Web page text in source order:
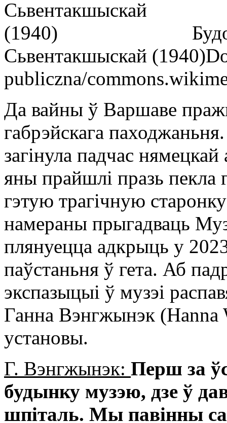
Сьвентакшыскай (1940)
publiczna/
Да вайны ў Варшаве
габрэйскага
загінула падчас
яны прайшлі празь пекла
гэтую трагічную
намераны прыгадваць
плянуецца адкрыць у
паўстаньня ў гета. Аб
экспазыцыі ў музэі
Ганна Вэнгжынэк (Hanna
установы.
Г. Вэнгжынэк: Перш за
будынку музэю, дзе ў
шпіталь. Мы павінны